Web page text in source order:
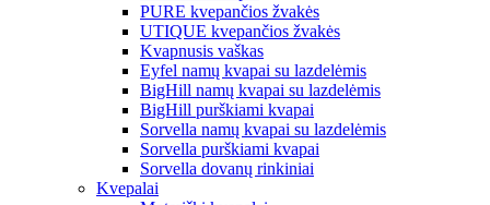
PURE kvepančios žvakės
UTIQUE kvepančios žvakės
Kvapnusis vaškas
Eyfel namų kvapai su lazdelėmis
BigHill namų kvapai su lazdelėmis
BigHill purškiami kvapai
Sorvella namų kvapai su lazdelėmis
Sorvella purškiami kvapai
Sorvella dovanų rinkiniai
Kvepalai